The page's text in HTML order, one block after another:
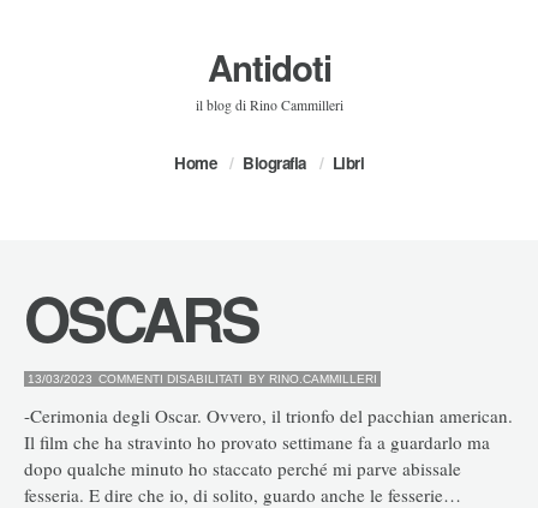
Antidoti
il blog di Rino Cammilleri
Home Biografia Libri
OSCARS
13/03/2023 COMMENTI DISABILITATI SU
BY RINO.CAMMILLERI
-Cerimonia degli Oscar. Ovvero, il trionfo del pacchian american.
Il film che ha stravinto ho provato settimane fa a guardarlo ma
dopo qualche minuto ho staccato perché mi parve abissale
fesseria. E dire che io, di solito, guardo anche le fesserie…